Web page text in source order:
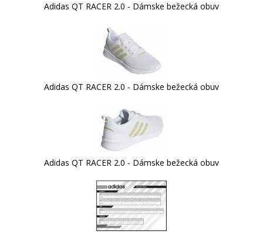
Adidas QT RACER 2.0 - Dámske bežecká obuv
Adidas QT RACER 2.0 - Dámske bežecká obuv
Adidas QT RACER 2.0 - Dámske bežecká obuv